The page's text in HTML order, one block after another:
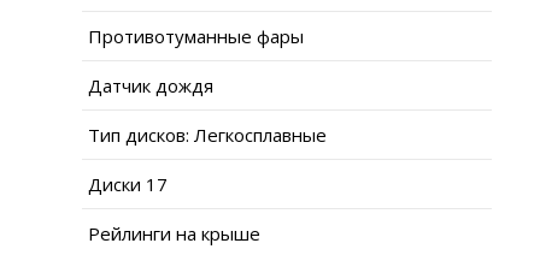
Противотуманные фары
Датчик дождя
Тип дисков: Легкосплавные
Диски 17
Рейлинги на крыше